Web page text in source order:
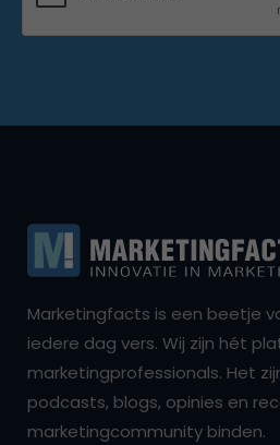
Marketingfacts is een beetje
iedere dag vers. Wij zijn hét
marketingprofessionals. Het
podcasts, blogs, opinies en
marketingcommunity binden.